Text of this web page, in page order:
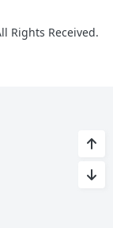
Rights Received.